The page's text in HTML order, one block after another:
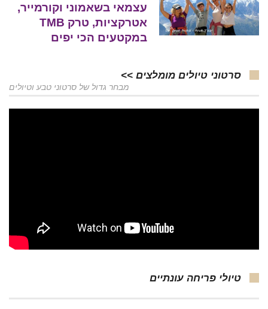
עצמאי בשאמוני וקורמייר,
אטרקציות, טרק TMB
במקטעים הכי יפים
סרטוני טיולים מומלצים >>
מבחר גדול של סרטוני טבע וטיולים
טיולי פריחה עונתיים